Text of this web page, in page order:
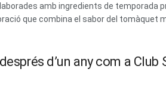
amb ingredients de
que combina el sabor del tomàquet
d’un any com a Club